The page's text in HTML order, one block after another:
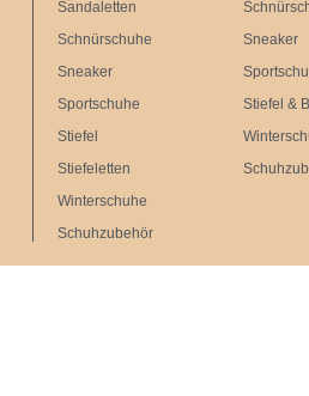
Sandaletten
Schnürschuhe
Sneaker
Sportschuhe
Stiefel
Stiefeletten
Winterschuhe
Schuhzubehör
Sneaker
Stiefel &